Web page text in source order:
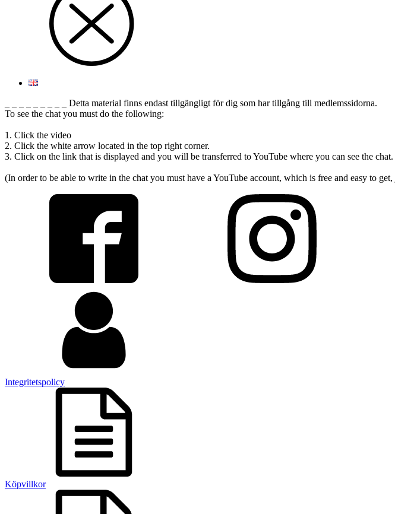
_ _ _ _ _ _ _ _ _ Detta material finns endast tillgängligt för dig som har tillgång till medlemssidorna.
To see the chat you must do the following:
1. Click the video
2. Click the white arrow located in the top right corner.
3. Click on the link that is displayed and you will be transferred to YouTube where you can see the chat.
(In order to be able to write in the chat you must have a YouTube account, which is free and easy to
Integritetspolicy
Köpvillkor